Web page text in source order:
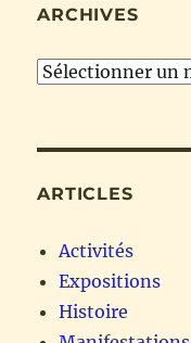
ARCHIVES
Archives
ARTICLES
Activités
Expositions
Histoire